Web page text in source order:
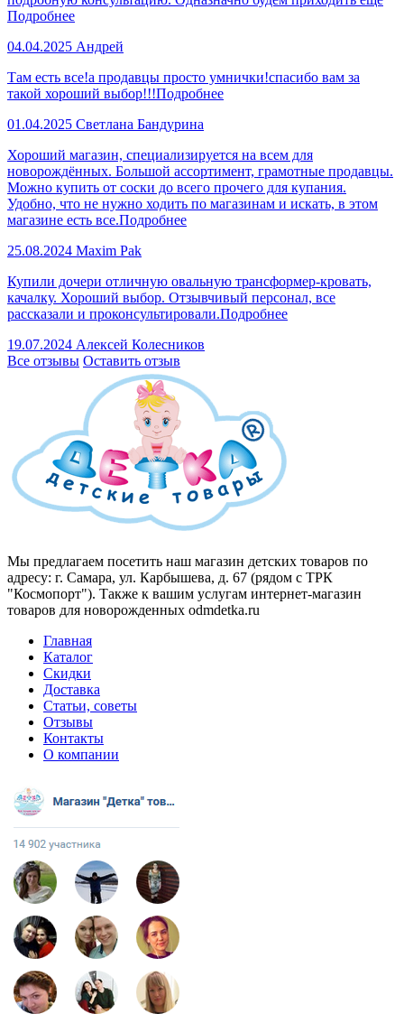
Подробнее
04.04.2025 Андрей
Там есть все!а продавцы просто умнички!спасибо вам за
такой хороший выбор!!!Подробнее
01.04.2025 Светлана Бандурина
Хороший магазин, специализируется на всем для
новорождённых. Большой ассортимент, грамотные продавцы.
Можно купить от соски до всего прочего для купания.
Удобно, что не нужно ходить по магазинам и искать, в этом
магазине есть все.Подробнее
25.08.2024 Maxim Pak
Купили дочери отличную овальную трансформер-кровать,
качалку. Хороший выбор. Отзывчивый персонал, все
рассказали и проконсультировали.Подробнее
19.07.2024 Алексей Колесников
Все отзывы Оставить отзыв
Мы предлагаем посетить наш магазин детских товаров по
адресу: г. Самара, ул. Карбышева, д. 67 (рядом с ТРК
"Космопорт"). Также к вашим услугам интернет-магазин
товаров для новорожденных odmdetka.ru
Главная
Каталог
Скидки
Доставка
Статьи, советы
Отзывы
Контакты
О компании